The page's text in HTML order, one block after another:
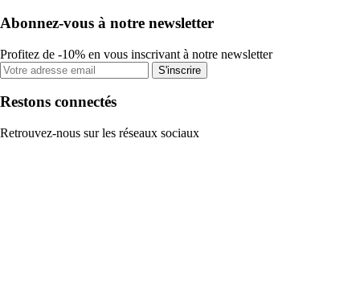
Abonnez-vous à notre newsletter
Profitez de -10% en vous inscrivant à notre newsletter
S'inscrire
Restons connectés
Retrouvez-nous sur les réseaux sociaux